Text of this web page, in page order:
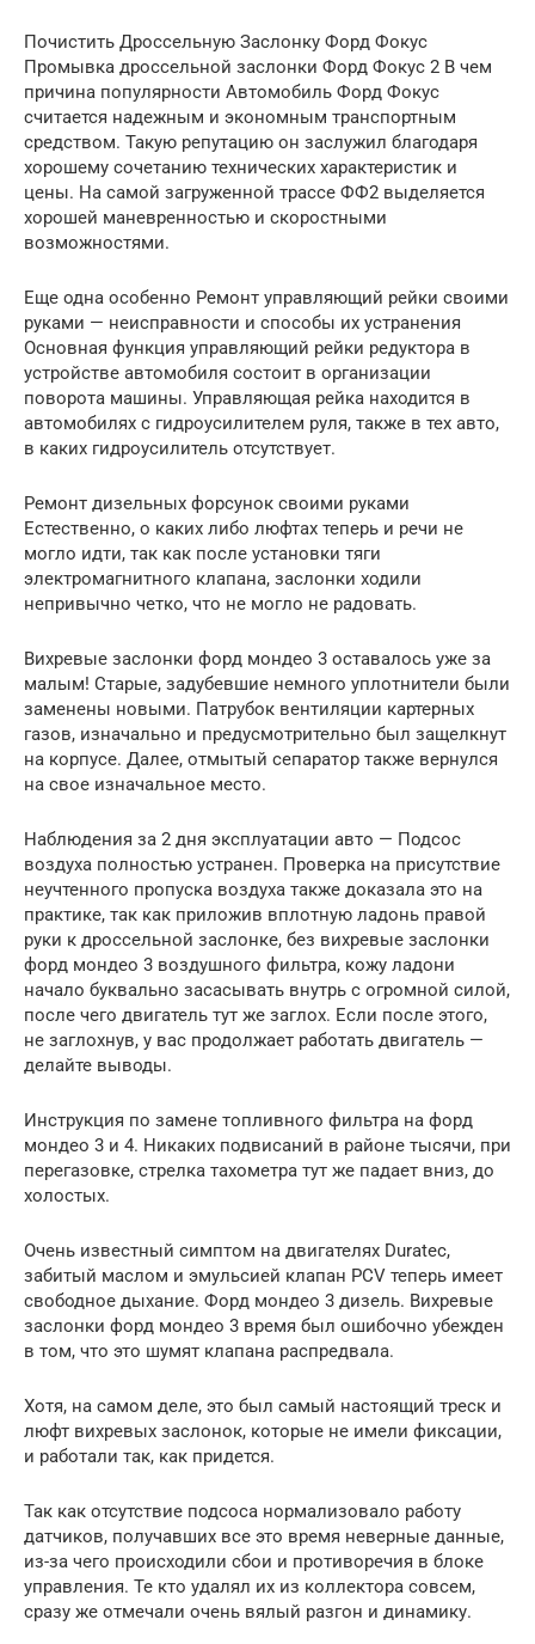
Почистить Дроссельную Заслонку Форд Фокус
Промывка дроссельной заслонки Форд Фокус 2 В чем
причина популярности Автомобиль Форд Фокус
считается надежным и экономным транспортным
средством. Такую репутацию он заслужил благодаря
хорошему сочетанию технических характеристик и
цены. На самой загруженной трассе ФФ2 выделяется
хорошей маневренностью и скоростными
возможностями.
Еще одна особенно Ремонт управляющий рейки своими
руками — неисправности и способы их устранения
Основная функция управляющий рейки редуктора в
устройстве автомобиля состоит в организации
поворота машины. Управляющая рейка находится в
автомобилях с гидроусилителем руля, также в тех авто,
в каких гидроусилитель отсутствует.
Ремонт дизельных форсунок своими руками
Естественно, о каких либо люфтах теперь и речи не
могло идти, так как после установки тяги
электромагнитного клапана, заслонки ходили
непривычно четко, что не могло не радовать.
Вихревые заслонки форд мондео 3 оставалось уже за
малым! Старые, задубевшие немного уплотнители были
заменены новыми. Патрубок вентиляции картерных
газов, изначально и предусмотрительно был защелкнут
на корпусе. Далее, отмытый сепаратор также вернулся
на свое изначальное место.
Наблюдения за 2 дня эксплуатации авто — Подсос
воздуха полностью устранен. Проверка на присутствие
неучтенного пропуска воздуха также доказала это на
практике, так как приложив вплотную ладонь правой
руки к дроссельной заслонке, без вихревые заслонки
форд мондео 3 воздушного фильтра, кожу ладони
начало буквально засасывать внутрь с огромной силой,
после чего двигатель тут же заглох. Если после этого,
не заглохнув, у вас продолжает работать двигатель —
делайте выводы.
Инструкция по замене топливного фильтра на форд
мондео 3 и 4. Никаких подвисаний в районе тысячи, при
перегазовке, стрелка тахометра тут же падает вниз, до
холостых.
Очень известный симптом на двигателях Duratec,
забитый маслом и эмульсией клапан PCV теперь имеет
свободное дыхание. Форд мондео 3 дизель. Вихревые
заслонки форд мондео 3 время был ошибочно убежден
в том, что это шумят клапана распредвала.
Хотя, на самом деле, это был самый настоящий треск и
люфт вихревых заслонок, которые не имели фиксации,
и работали так, как придется.
Так как отсутствие подсоса нормализовало работу
датчиков, получавших все это время неверные данные,
из-за чего происходили сбои и противоречия в блоке
управления. Те кто удалял их из коллектора совсем,
сразу же отмечали очень вялый разгон и динамику.